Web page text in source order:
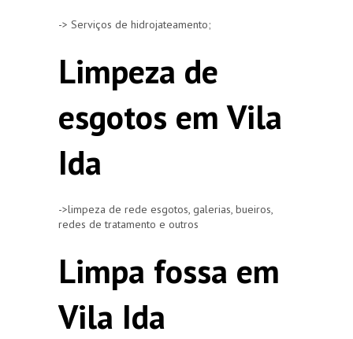
-> Serviços de hidrojateamento;
Limpeza de
esgotos em Vila
Ida
->limpeza de rede esgotos, galerias, bueiros,
redes de tratamento e outros
Limpa fossa em
Vila Ida